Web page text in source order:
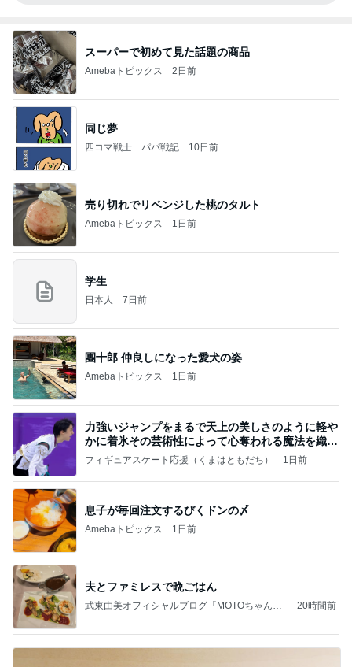
スーパーで初めて見た話題の商品
Amebaトピックス 2日前
同じ夢
四コマ戦士 パパ戦記 10日前
売り切れでリベンジした桃のタルト
Amebaトピックス 1日前
学生
日本人 7日前
團十郎 仲良しになった愛犬の姿
Amebaトピックス 1日前
力強いジャンプをまるで天上の美しさのように軽や
かに着氷その芸術性によって心奪われる魔法を織り
なす
フィギュアスケート応援（くまはともだち） 1日前
息子が毎回注文するびくドンの〆
Amebaトピックス 1日前
夫とファミレスで晩ごはん
武東由美オフィシャルブログ「MOTOちゃんと
20時間前